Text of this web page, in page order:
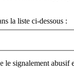
la liste ci-dessous :
le signalement abusif